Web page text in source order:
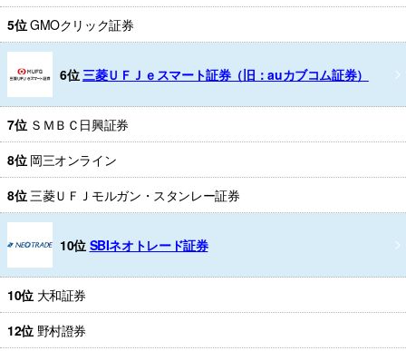
5位GMOクリック証券
6位三菱ＵＦＪｅスマート証券（旧：auカブコム証券）
7位 ＳＭＢＣ日興証券
8位 岡三オンライン
8位三菱ＵＦＪモルガン・スタンレー証券
10位 SBIネオトレード証券
10位 大和証券
12位 野村證券